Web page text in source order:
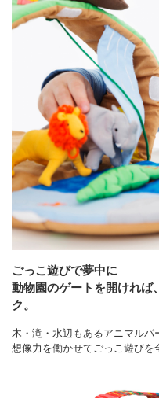
ごっこ遊びで夢中に
動物園のゲートを開ければ
ク。
木・滝・水辺もあるアニマルパ
想像力を働かせてごっこ遊びを